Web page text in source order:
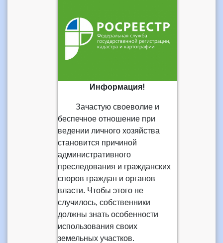
Информация!
Зачастую своеволие и
беспечное отношение при
ведении личного хозяйства
становится причиной
административного
преследования и гражданских
споров граждан и органов
власти. Чтобы этого не
случилось, собственники
должны знать особенности
использования своих
земельных участков.